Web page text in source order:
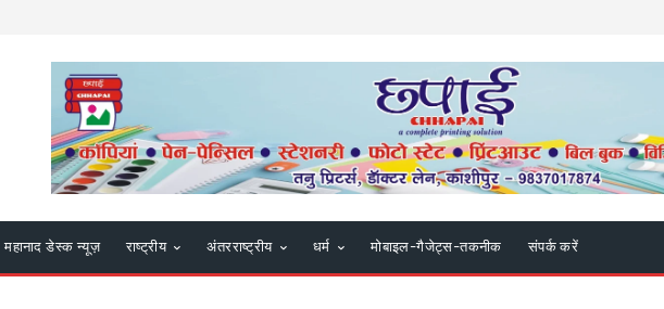
महानाद डेस्क न्यूज़ राष्ट्रीय अंतरराष्ट्रीय धर्म मोबाइल-गैजेट्स-तकनीक संपर्क करें